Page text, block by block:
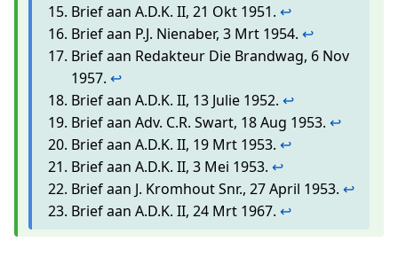
Brief aan A.D.K. II, 21 Okt 1951. ↩
Brief aan P.J. Nienaber, 3 Mrt 1954. ↩
Brief aan Redakteur Die Brandwag, 6 Nov
1957. ↩
Brief aan A.D.K. II, 13 Julie 1952. ↩
Brief aan Adv. C.R. Swart, 18 Aug 1953. ↩
Brief aan A.D.K. II, 19 Mrt 1953. ↩
Brief aan A.D.K. II, 3 Mei 1953. ↩
Brief aan J. Kromhout Snr., 27 April 1953. ↩
Brief aan A.D.K. II, 24 Mrt 1967. ↩